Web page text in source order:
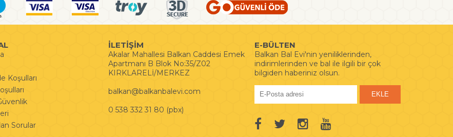
Koşulları
Sorular
İLETİŞİM
Akalar Mahallesi Balkan Caddesi Emek
Apartmanı B Blok No:35/Z02
KIRKLARELİ/MERKEZ
balkan@balkanbalevi.com
0 538 332 31 80 (pbx)
E-BÜLTEN
Balkan Bal Evi'nin yeniliklerinden,
indirimlerinden ve bal ile ilgili bir çok
bilgiden haberiniz olsun.
EKLE